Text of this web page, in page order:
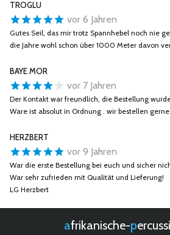
TROGLU
vor 6 Jahren
Gutes Seil, das mir trotz Spannhebel noch nie
die Jahre wohl schon über 1000 Meter davon
BAYE MOR
vor 7 Jahren
Der Kontakt war freundlich, die Bestellung
Ware ist absolut in Ordnung . wir bestellen
HERZBERT
vor 9 Jahren
War die erste Bestellung bei euch und sicher
War sehr zufrieden mit Qualität und Lieferung!
LG Herzbert
afrikanische-